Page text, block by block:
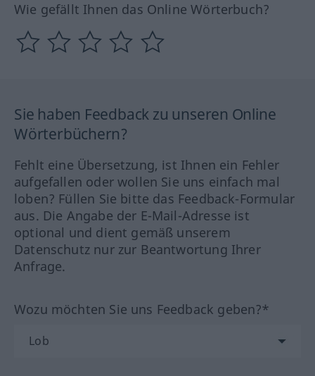
Wie gefällt Ihnen das Online Wörterbuch?
Sie haben Feedback zu unseren Online
Wörterbüchern?
Fehlt eine Übersetzung, ist Ihnen ein Fehler
aufgefallen oder wollen Sie uns einfach mal
loben? Füllen Sie bitte das Feedback-Formular
aus. Die Angabe der E-Mail-Adresse ist
optional und dient gemäß unserem
Datenschutz nur zur Beantwortung Ihrer
Anfrage.
Wozu möchten Sie uns Feedback geben?*